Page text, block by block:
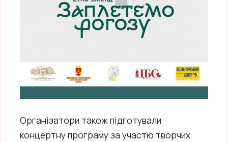
Організатори також підготували
концертну програму за участю творчих